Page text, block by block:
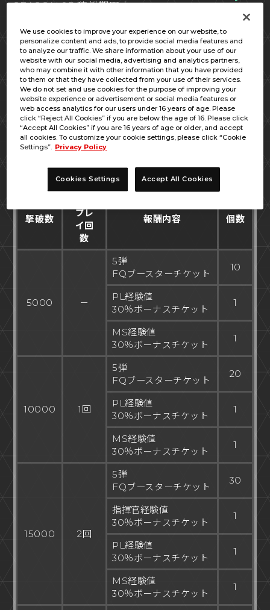
SEASON:05 稼働期間中
ミッション内容／報酬
ワールドレイドの報酬を獲得するには、プレイヤ
ー全体のレイドボス撃破数に応じて、自身でもレ
イドバトルを一定回数プレイする必要がありま
す。
全体撃破数と指定プレイ回数は以下の通りに対応
撃破数
プレ
イ回
数
報酬内容 個数
5000 －
5弾
FQブースターチケット
10
PL経験値
30％ボーナスチケット
1
MS経験値
30％ボーナスチケット
1
10000 1回
5弾
FQブースターチケット
20
PL経験値
30％ボーナスチケット
1
MS経験値
30％ボーナスチケット
1
15000 2回
5弾
FQブースターチケット
30
指揮官経験値
30％ボーナスチケット
1
PL経験値
30％ボーナスチケット
1
MS経験値
30％ボーナスチケット
1
We use cookies to improve your experience on our website, to
personalize content and ads, to provide social media features and
to analyze our traffic. We share information about your use of our
website with our social media, advertising and analytics partners,
who may combine it with other information that you have provided
to them or that they have collected from your use of their services.
We do not set and use cookies for the purpose of improving your
website experience or advertisement or social media features or
web access analytics for our users under 16 years of age. Please
click “Reject All Cookies” if you are below the age of 16. Please click
“Accept All Cookies” if you are 16 years of age or older, and accept
all cookies. To customize your cookie settings, please click “Cookie
Settings”. Privacy Policy
Cookies Settings Accept All Cookies